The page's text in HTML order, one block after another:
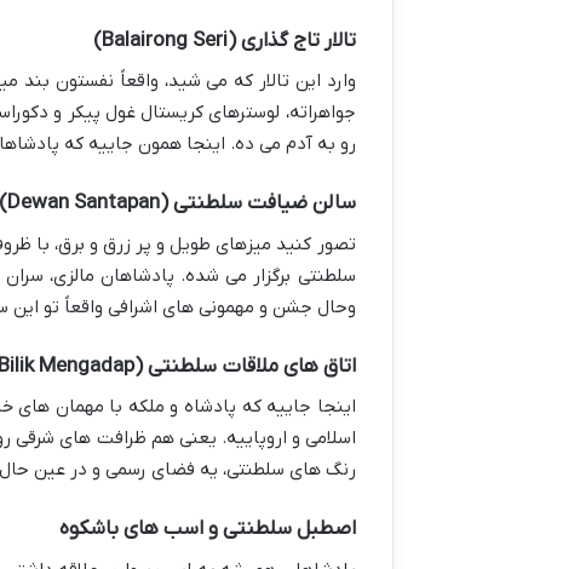
تالار تاج گذاری (Balairong Seri)
وارد این تالار که می شید، واقعاً نفستون
جواهراته، لوسترهای کریستال غول پیکر و
رو به آدم می ده. اینجا همون جاییه که
سالن ضیافت سلطنتی (Dewan Santapan)
تصور کنید میزهای طویل و پر زرق و برق، با
سلطنتی برگزار می شده. پادشاهان مالزی،
وحال جشن و مهمونی های اشرافی واقعاً تو این
اتاق های ملاقات سلطنتی (Bilik Permaisuri & Bilik Mengadap)
اینجا جاییه که پادشاه و ملکه با مهمان های
اسلامی و اروپاییه. یعنی هم ظرافت های شرقی
رنگ های سلطنتی، یه فضای رسمی و در عین
اصطبل سلطنتی و اسب های باشکوه